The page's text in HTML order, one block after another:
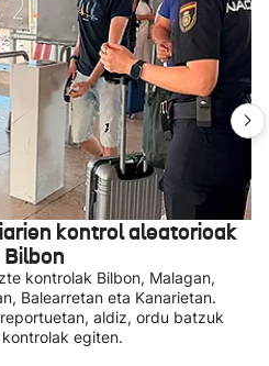
kontrol aleatorioak
kontrolak Bilbon, Malagan,
Balearretan eta Kanarietan.
aldiz, ordu batzuk
egiten.